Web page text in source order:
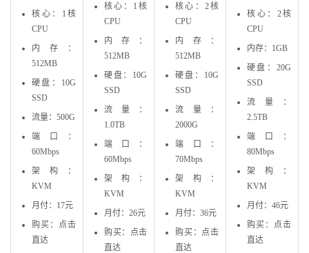
核心：1核
CPU
内存：
512MB
硬盘：10G
SSD
流量：500G
端口：
60Mbps
架构：
KVM
月付：17元
购买：点击
直达
核心：1核
CPU
内存：
512MB
硬盘：10G
SSD
流量：
1.0TB
端口：
60Mbps
架构：
KVM
月付：26元
购买：点击
直达
核心：2核
CPU
内存：
512MB
硬盘：10G
SSD
流量：
2000G
端口：
70Mbps
架构：
KVM
月付：36元
购买：点击
直达
核心：2核
CPU
内存：1GB
硬盘：20G
SSD
流量：
2.5TB
端口：
80Mbps
架构：
KVM
月付：46元
购买：点击
直达